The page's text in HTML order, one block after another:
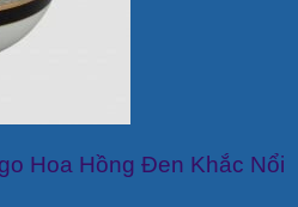
Hoa Hồng Đen Khắc Nổi